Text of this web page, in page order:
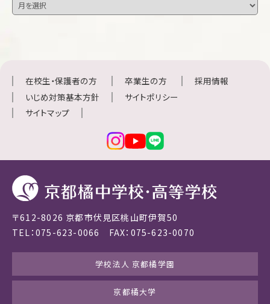
在校生・保護者の方 卒業生の方
採用情報
いじめ対策基本方針
サイトポリシー
サイトマップ
〒612-8026 京都市伏見区桃山町伊賀50
TEL：075-623-0066 FAX：075-623-0070
学校法人 京都橘学園
京都橘大学